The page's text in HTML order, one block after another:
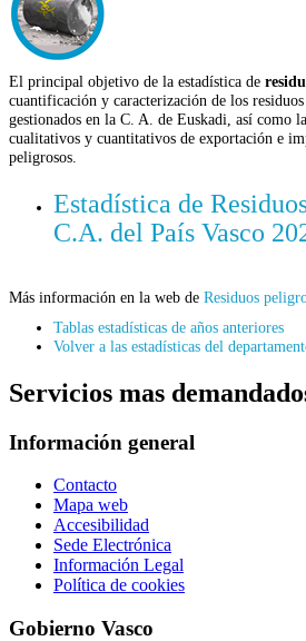
El principal objetivo de la estadística de
cuantificación y caracterización de los
gestionados en la C. A. de Euskadi, así como
cualitativos y cuantitativos de exportación e
peligrosos.
Estadística de
C.A. del País Vasco
Más información en la web de Residuos
Tablas estadísticas de años anteriores
Volver a las estadísticas del
Servicios mas
Información general
Contacto
Mapa web
Accesibilidad
Sede Electrónica
Información Legal
Política de cookies
Gobierno Vasco